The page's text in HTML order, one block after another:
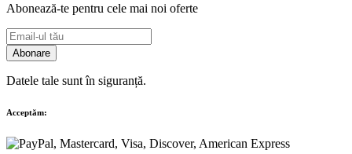
Abonează-te pentru cele mai noi oferte
Abonare
Datele tale sunt în siguranță.
Acceptăm: